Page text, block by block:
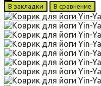
В закладки В сравнение